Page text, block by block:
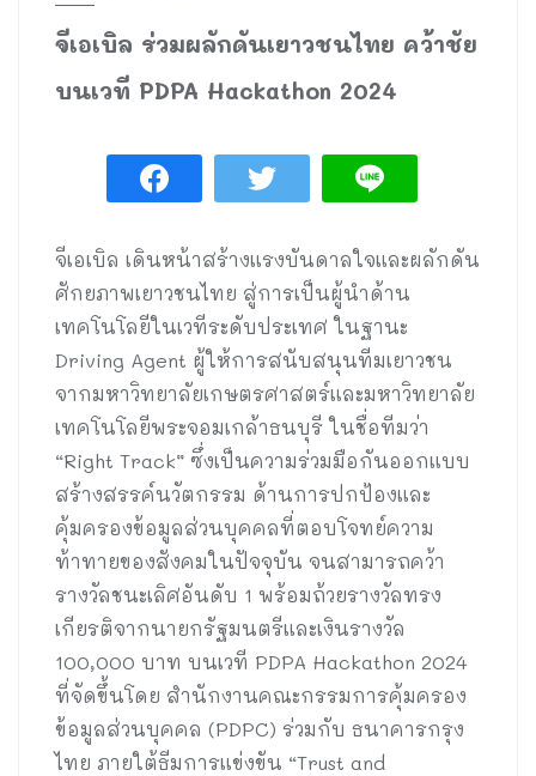
จีเอเบิล ร่วมผลักดันเยาวชนไทย คว้าชัย
บนเวที PDPA Hackathon 2024
จีเอเบิล เดินหน้าสร้างแรงบันดาลใจและผลักดัน
ศักยภาพเยาวชนไทย สู่การเป็นผู้นำด้าน
เทคโนโลยีในเวทีระดับประเทศ ในฐานะ
Driving Agent ผู้ให้การสนับสนุนทีมเยาวชน
จากมหาวิทยาลัยเกษตรศาสตร์และมหาวิทยาลัย
เทคโนโลยีพระจอมเกล้าธนบุรี ในชื่อทีมว่า
“Right Track” ซึ่งเป็นความร่วมมือกันออกแบบ
สร้างสรรค์นวัตกรรม ด้านการปกป้องและ
คุ้มครองข้อมูลส่วนบุคคลที่ตอบโจทย์ความ
ท้าทายของสังคมในปัจจุบัน จนสามารถคว้า
รางวัลชนะเลิศอันดับ 1 พร้อมถ้วยรางวัลทรง
เกียรติจากนายกรัฐมนตรีและเงินรางวัล
100,000 บาท บนเวที PDPA Hackathon 2024
ที่จัดขึ้นโดย สำนักงานคณะกรรมการคุ้มครอง
ข้อมูลส่วนบุคคล (PDPC) ร่วมกับ ธนาคารกรุง
ไทย ภายใต้ธีมการแข่งขัน “Trust and